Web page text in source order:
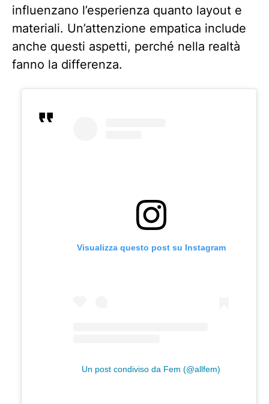
influenzano l’esperienza quanto layout e
materiali. Un’attenzione empatica include
anche questi aspetti, perché nella realtà
fanno la differenza.
Visualizza questo post su Instagram
Un post condiviso da Fem (@allfem)